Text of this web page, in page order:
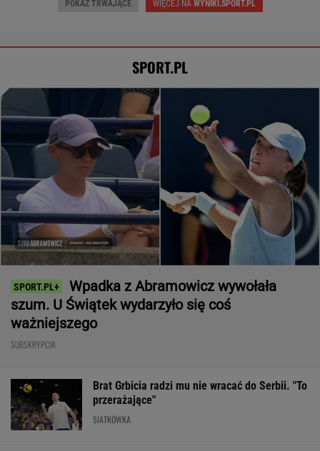
POKAŻ TRWAJĄCE WIĘCEJ NA WYNIKI.SPORT.PL
SPORT.PL
Wpadka z Abramowicz wywołała
szum. U Świątek wydarzyło się coś
ważniejszego
SUBSKRYPCJA
Brat Grbicia radzi mu nie wracać do Serbii. "To
przerażające"
SIATKÓWKA